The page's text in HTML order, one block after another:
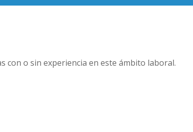
con o sin experiencia en este ámbito laboral.